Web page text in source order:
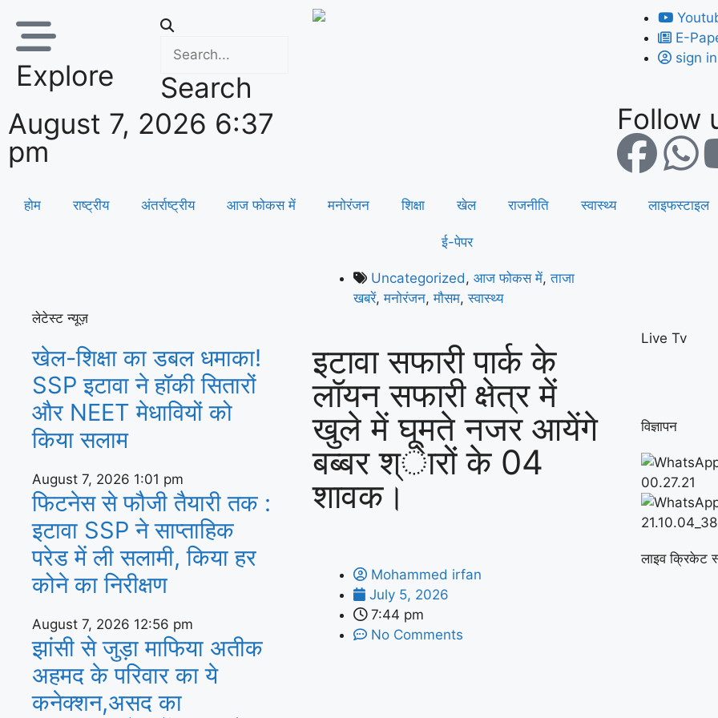
Explore
Search
August 7, 2026 6:37
pm
E-
sign in
Follow
होम राष्ट्रीय अंतर्राष्ट्रीय आज फोकस में मनोरंजन शिक्षा खेल राजनीति स्वास्थ्य लाइफस्टाइल
ई-पेपर
लेटेस्ट न्यूज़
खेल-शिक्षा का डबल धमाका!
SSP इटावा ने हॉकी सितारों
और NEET मेधावियों को
किया सलाम
August 7, 2026 1:01 pm
फिटनेस से फौजी तैयारी तक :
इटावा SSP ने साप्ताहिक
परेड में ली सलामी, किया हर
कोने का निरीक्षण
August 7, 2026 12:56 pm
झांसी से जुड़ा माफिया अतीक
अहमद के परिवार का ये
कनेक्शन,असद का
Uncategorized, आज फोकस में,ताजा
खबरें,मनोरंजन,मौसम,स्वास्थ्य
इटावा सफारी पार्क के
लॉयन सफारी क्षेत्र में
खुले में घूमते नजर आयेंगे
बब्बर श्ेारों के 04
शावक।
Mohammed irfan
July 5, 2026
7:44 pm
No Comments
Live Tv
विज्ञापन
लाइव क्रिकेट